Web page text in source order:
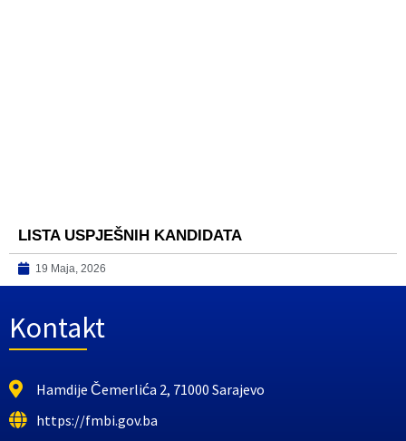
LISTA USPJEŠNIH KANDIDATA
19 Maja, 2026
Kontakt
Hamdije Čemerlića 2, 71000 Sarajevo
https://fmbi.gov.ba